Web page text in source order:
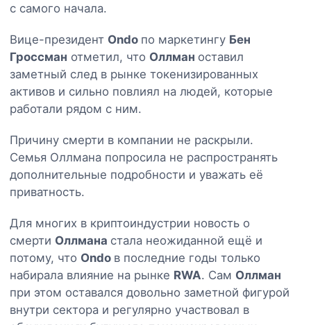
с самого начала.
Вице-президент Ondo по маркетингу Бен
Гроссман отметил, что Оллман оставил
заметный след в рынке токенизированных
активов и сильно повлиял на людей, которые
работали рядом с ним.
Причину смерти в компании не раскрыли.
Семья Оллмана попросила не распространять
дополнительные подробности и уважать её
приватность.
Для многих в криптоиндустрии новость о
смерти Оллмана стала неожиданной ещё и
потому, что Ondo в последние годы только
набирала влияние на рынке RWA. Сам Оллман
при этом оставался довольно заметной фигурой
внутри сектора и регулярно участвовал в